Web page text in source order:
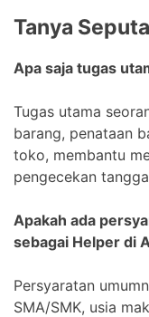
Tanya
Apa saja tugas
Tugas utama
barang, penataan
toko, membantu
pengecekan
Apakah ada
sebagai Helper di
Persyaratan
SMA/SMK, usia